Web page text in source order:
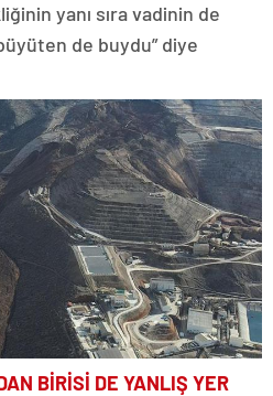
yanı sıra vadinin de
de buydu” diye
BİRİSİ DE YANLIŞ YER